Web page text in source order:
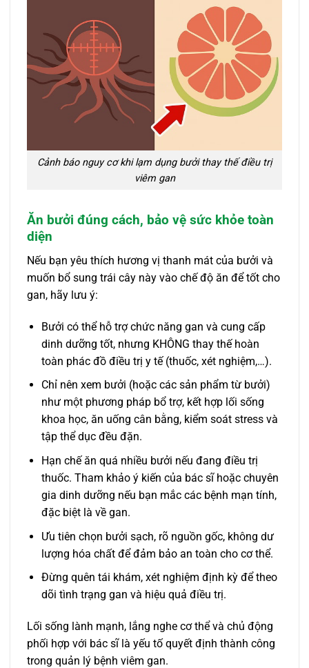
Cảnh báo nguy cơ khi lạm dụng bưởi thay thế điều trị
viêm gan
Ăn bưởi đúng cách, bảo vệ sức khỏe toàn
diện
Nếu bạn yêu thích hương vị thanh mát của bưởi và
muốn bổ sung trái cây này vào chế độ ăn để tốt cho
gan, hãy lưu ý:
Bưởi có thể hỗ trợ chức năng gan và cung cấp
dinh dưỡng tốt, nhưng KHÔNG thay thế hoàn
toàn phác đồ điều trị y tế (thuốc, xét nghiệm,…).
Chỉ nên xem bưởi (hoặc các sản phẩm từ bưởi)
như một phương pháp bổ trợ, kết hợp lối sống
khoa học, ăn uống cân bằng, kiểm soát stress và
tập thể dục đều đặn.
Hạn chế ăn quá nhiều bưởi nếu đang điều trị
thuốc. Tham khảo ý kiến của bác sĩ hoặc chuyên
gia dinh dưỡng nếu bạn mắc các bệnh mạn tính,
đặc biệt là về gan.
Ưu tiên chọn bưởi sạch, rõ nguồn gốc, không dư
lượng hóa chất để đảm bảo an toàn cho cơ thể.
Đừng quên tái khám, xét nghiệm định kỳ để theo
dõi tình trạng gan và hiệu quả điều trị.
Lối sống lành mạnh, lắng nghe cơ thể và chủ động
phối hợp với bác sĩ là yếu tố quyết định thành công
trong quản lý bệnh viêm gan.